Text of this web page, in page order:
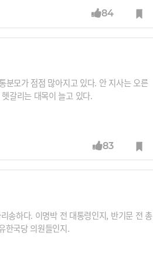
84
분모가 점점 많아지고 있다. 안 지사는 오른
갈리는 대목이 늘고 있다.
83
송하다. 이명박 전 대통령인지, 반기문 전 총
한국당 의원들인지.